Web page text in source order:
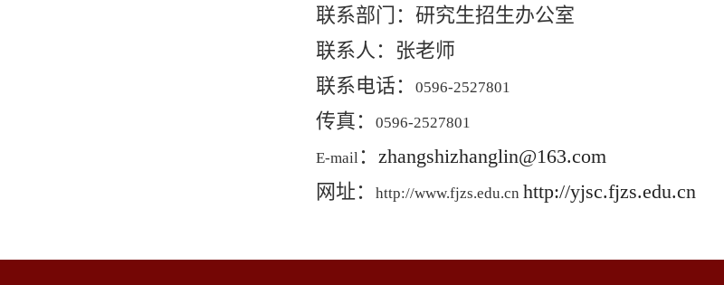
联系部门：研究生招生办公室
联系人：张老师
联系电话：
0596-2527801
传真： 0596-2527801
E-mail ： zhangshizhanglin@163.com
网址：
http://www.fjzs.edu.cn http://yjsc.fjzs.edu.cn